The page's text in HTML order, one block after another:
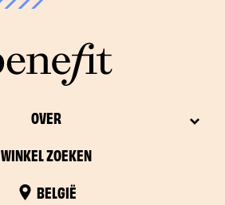
OVER
WINKEL ZOEKEN
BELGIË